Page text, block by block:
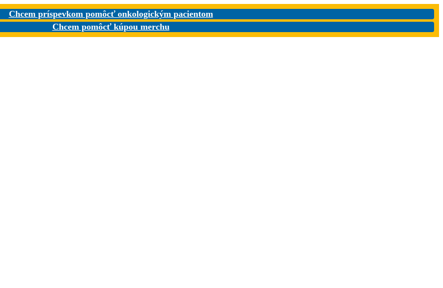
Chcem príspevkom pomôcť onkologickým pacientom
Chcem pomôcť kúpou merchu